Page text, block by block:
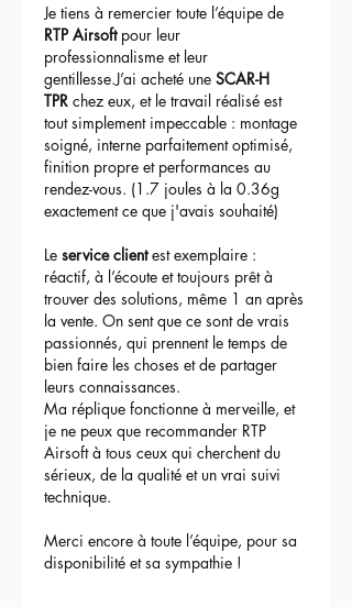
Je tiens à remercier toute l’équipe de
RTP Airsoft pour leur
professionnalisme et leur
gentillesse.J’ai acheté une SCAR-H
TPR chez eux, et le travail réalisé est
tout simplement impeccable : montage
soigné, interne parfaitement optimisé,
finition propre et performances au
rendez-vous. (1.7 joules à la 0.36g
exactement ce que j'avais souhaité)
Le service client est exemplaire :
réactif, à l’écoute et toujours prêt à
trouver des solutions, même 1 an après
la vente. On sent que ce sont de vrais
passionnés, qui prennent le temps de
bien faire les choses et de partager
leurs connaissances.
Ma réplique fonctionne à merveille, et
je ne peux que recommander RTP
Airsoft à tous ceux qui cherchent du
sérieux, de la qualité et un vrai suivi
technique.
Merci encore à toute l’équipe, pour sa
disponibilité et sa sympathie !